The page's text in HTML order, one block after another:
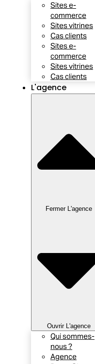
Sites e-
commerce
Sites vitrines
Cas clients
Sites e-
commerce
Sites vitrines
Cas clients
L'agence
Fermer L'agence
Ouvrir L'agence
Qui sommes-
nous ?
Agence